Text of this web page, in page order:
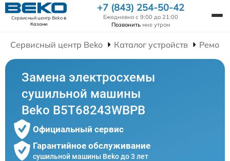
Сервисный центр Bekoв
Казани
+7 (843) 254-50-42
Ежедневно с 9:00 до 21:00
Позвонить мне утром
Сервисный центр Beko Каталог устройств
Замена электросхемы
сушильной машины
Beko B5T68243WBPB
Официальный сервис
Гарантийное обслуживание
сушильной машины Beko до 3 лет